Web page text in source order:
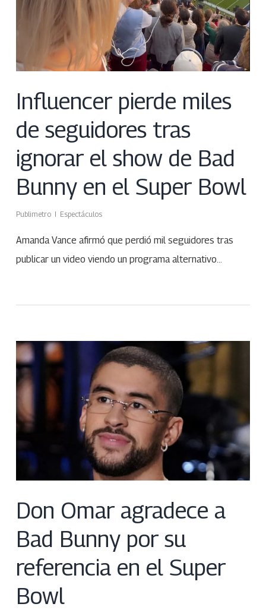
Influencer pierde miles
de seguidores tras
ignorar el show de Bad
Bunny en el Super Bowl
Publimetro Espectáculos
Amanda Vance afirmó que perdió mil seguidores tras
publicar un video viendo un programa alternativo…
Don Omar agradece a
Bad Bunny por su
referencia en el Super
Bowl